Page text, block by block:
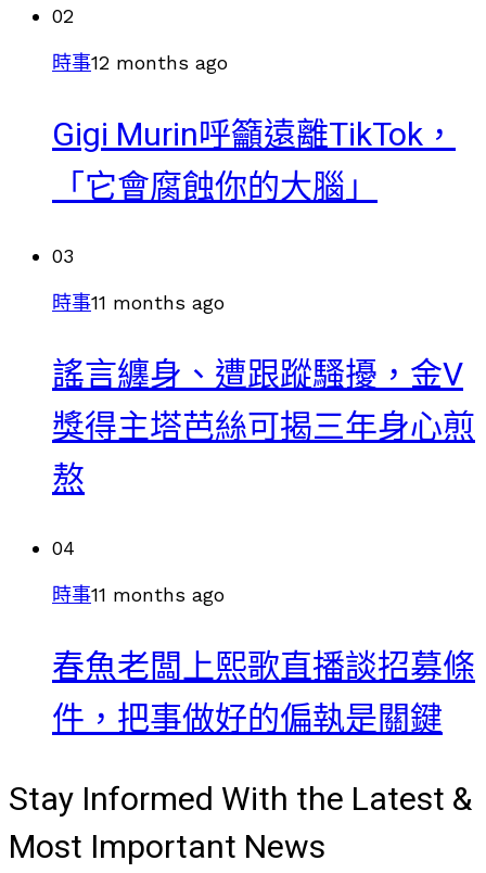
02
時事12 months ago
Gigi Murin呼籲遠離TikTok，
「它會腐蝕你的大腦」
03
時事11 months ago
謠言纏身、遭跟蹤騷擾，金V
獎得主塔芭絲可揭三年身心煎
熬
04
時事11 months ago
春魚老闆上熙歌直播談招募條
件，把事做好的偏執是關鍵
Stay Informed With the Latest &
Most Important News